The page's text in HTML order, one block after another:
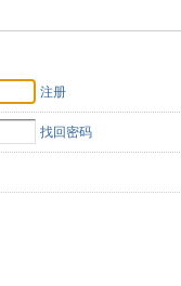
注册
找回密码